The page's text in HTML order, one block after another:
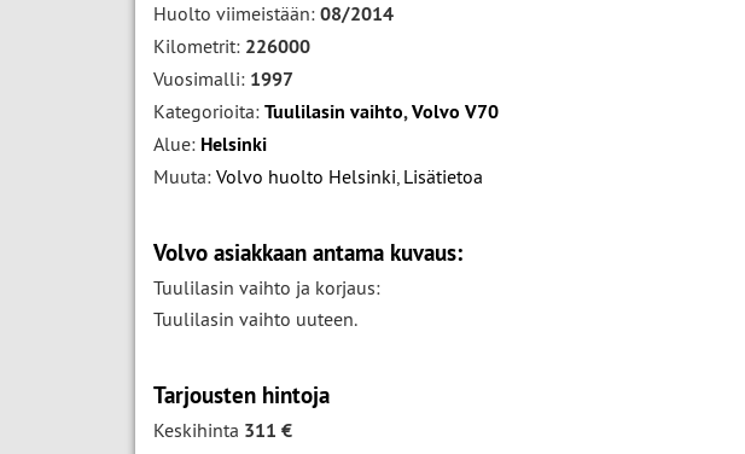
Huolto viimeistään: 08/2014
Kilometrit: 226000
Vuosimalli: 1997
Kategorioita: Tuulilasin vaihto,Volvo V70
Alue: Helsinki
Muuta: Volvo huolto Helsinki, Lisätietoa
Volvo asiakkaan antama kuvaus:
Tuulilasin vaihto ja korjaus:
Tuulilasin vaihto uuteen.
Tarjousten hintoja
Keskihinta 311 €